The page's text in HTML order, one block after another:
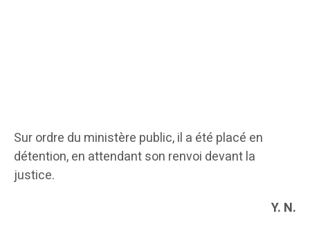
Sur ordre du ministère public, il a été placé en
détention, en attendant son renvoi devant la
justice.
Y. N.